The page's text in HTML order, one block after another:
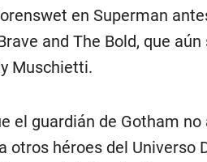
en Superman
and The Bold, que
Muschietti.
el guardián de Gotham
otros héroes del Universo